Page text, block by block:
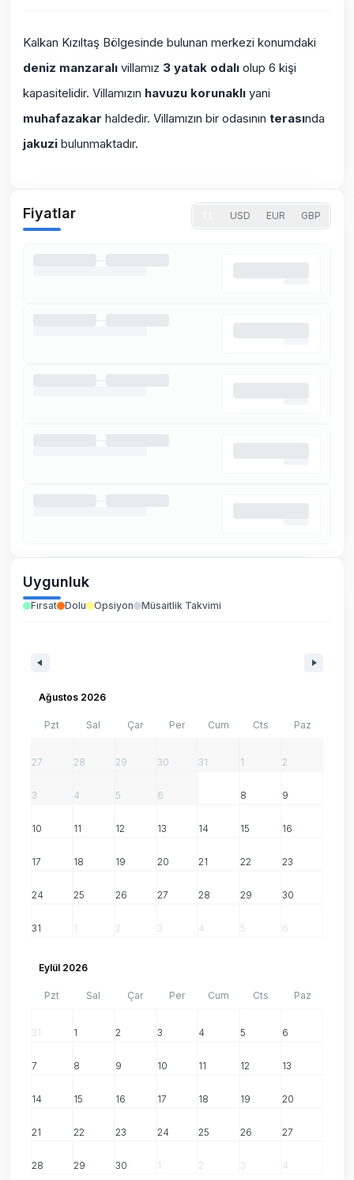
Kalkan Kızıltaş Bölgesinde bulunan merkezi konumdaki
deniz manzaralı villamız 3 yatak odalı olup 6 kişi
kapasitelidir. Villamızın havuzu korunaklı yani
muhafazakar haldedir. Villamızın bir odasının terasında
jakuzi bulunmaktadır.
Fiyatlar USD EUR GBP
Uygunluk
Fırsat Dolu Opsiyon Müsaitlik Takvimi
Ağustos 2026
Pzt Sal Çar Per Cum Cts Paz
27 28 29 30 31 1 2
3 4 5 6 8 9
10 11 12 13 14 15 16
17 18 19 20 21 22 23
24 25 26 27 28 29 30
31 1 2 3 4 5 6
Eylül 2026
Pzt Sal Çar Per Cum Cts Paz
31 1 2 3 4 5 6
7 8 9 10 11 12 13
14 15 16 17 18 19 20
21 22 23 24 25 26 27
28 29 30 1 2 3 4